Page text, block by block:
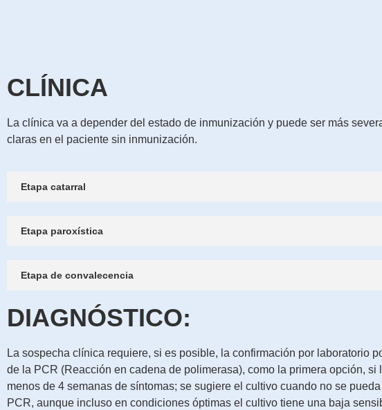
CLÍNICA
La clínica va a depender del estado de inmunización y puede ser más
claras en el paciente sin inmunización.
Etapa catarral
Etapa paroxística
Etapa de convalecencia
DIAGNÓSTICO:
La sospecha clínica requiere, si es posible, la confirmación por laboratorio
de la PCR (Reacción en cadena de polimerasa), como la primera opción, si
menos de 4 semanas de síntomas; se sugiere el cultivo cuando no se
PCR, aunque incluso en condiciones óptimas el cultivo tiene una baja